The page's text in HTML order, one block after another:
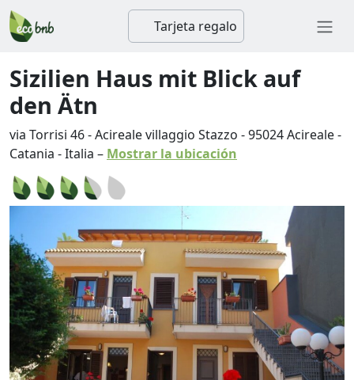
Tarjeta regalo
Sizilien Haus mit Blick auf
den Ätn
via Torrisi 46 - Acireale villaggio Stazzo -95024Acireale-
Catania -Italia – Mostrar la ubicación